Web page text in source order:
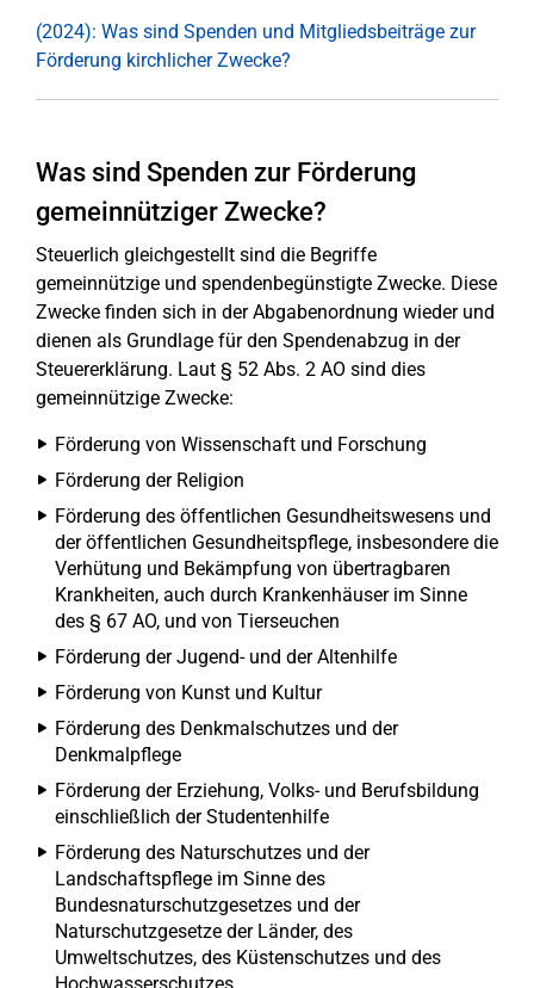
(2024): Was sind Spenden und Mitgliedsbeiträge zur
Förderung kirchlicher Zwecke?
Was sind Spenden zur Förderung
gemeinnütziger Zwecke?
Steuerlich gleichgestellt sind die Begriffe
gemeinnützige und spendenbegünstigte Zwecke. Diese
Zwecke finden sich in der Abgabenordnung wieder und
dienen als Grundlage für den Spendenabzug in der
Steuererklärung. Laut § 52 Abs. 2 AO sind dies
gemeinnützige Zwecke:
Förderung von Wissenschaft und Forschung
Förderung der Religion
Förderung des öffentlichen Gesundheitswesens und
der öffentlichen Gesundheitspflege, insbesondere die
Verhütung und Bekämpfung von übertragbaren
Krankheiten, auch durch Krankenhäuser im Sinne
des § 67 AO, und von Tierseuchen
Förderung der Jugend- und der Altenhilfe
Förderung von Kunst und Kultur
Förderung des Denkmalschutzes und der
Denkmalpflege
Förderung der Erziehung, Volks- und Berufsbildung
einschließlich der Studentenhilfe
Förderung des Naturschutzes und der
Landschaftspflege im Sinne des
Bundesnaturschutzgesetzes und der
Naturschutzgesetze der Länder, des
Umweltschutzes, des Küstenschutzes und des